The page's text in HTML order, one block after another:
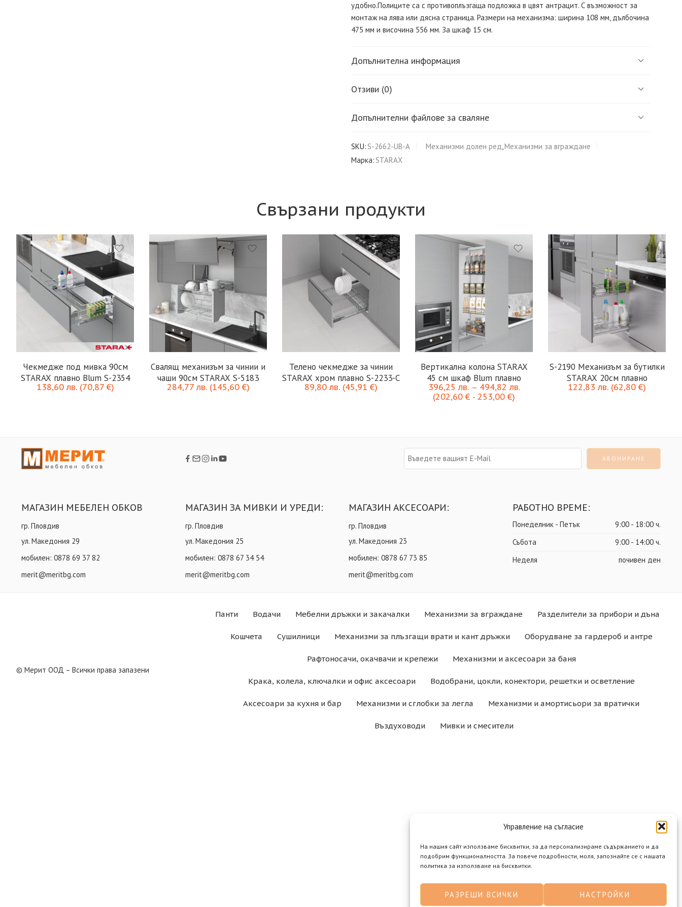
Управление на съгласие
На нашия сайт използваме бисквитки, за да персонализираме съдържанието и да
подобрим функционалността. За повече подробности, моля, запознайте се с нашата
политика за използване на бисквитки.
РАЗРЕШИ ВСИЧКИ НАСТРОЙКИ
удобно.Полиците са с противоплъзгаща подложка в цвят антрацит. С възможност за
монтаж на лява или дясна страница. Размери на механизма: ширина 108 мм, дълбочина
475 мм и височина 556 мм. За шкаф 15 см.
Допълнителна информация
Отзиви (0)
Допълнителни файлове за сваляне
SKU:S-2662-UB-A Механизми долен ред,Механизми за вграждане
Марка:STARAX
Свързани продукти
Чекмедже под мивка 90см
STARAX плавно Blum S-2354
138,60лв. (70,87€)
Свалящ механизъм за чинии и
чаши 90см STARAX S-5183
284,77лв. (145,60€)
Телено чекмедже за чинии
STARAX хром плавно S-2233-C
89,80лв. (45,91€)
Вертикална колона STARAX
45 см шкаф Blum плавно
396,25лв. – 494,82лв.
(202,60€ - 253,00€)
S-2190 Механизъм за бутилки
STARAX 20см плавно
122,83лв. (62,80€)
МАГАЗИН МЕБЕЛЕН ОБКОВ
гр. Пловдив
ул. Македония 29
мобилен: 0878 69 37 82
merit@meritbg.com
МАГАЗИН ЗА МИВКИ И УРЕДИ:
гр. Пловдив
ул. Македония 25
мобилен: 0878 67 34 54
merit@meritbg.com
МАГАЗИН АКСЕСОАРИ:
гр. Пловдив
ул. Македония 23
мобилен: 0878 67 73 85
merit@meritbg.com
РАБОТНО ВРЕМЕ:
Понеделник - Петък
9:00 - 18:00 ч.
Събота
9:00 - 14:00 ч.
Неделя
почивен ден
© Мерит ООД – Всички права запазени
Панти Водачи Мебелни дръжки и закачалки Механизми за вграждане Разделители за прибори и дъна
Кошчета Сушилници Механизми за плъзгащи врати и кант дръжки Оборудване за гардероб и антре
Рафтоносачи, окачвачи и крепежи Механизми и аксесоари за баня
Крака, колела, ключалки и офис аксесоари Водобрани, цокли, конектори, решетки и осветление
Аксесоари за кухня и бар Механизми и сглобки за легла Механизми и амортисьори за вратички
Въздуховоди Мивки и смесители